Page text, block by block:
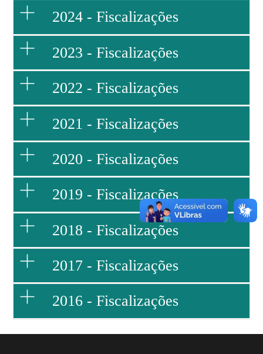
2024 - Fiscalizações
2023 - Fiscalizações
2022 - Fiscalizações
2021 - Fiscalizações
2020 - Fiscalizações
2019 - Fiscalizações
2018 - Fiscalizações
2017 - Fiscalizações
2016 - Fiscalizações